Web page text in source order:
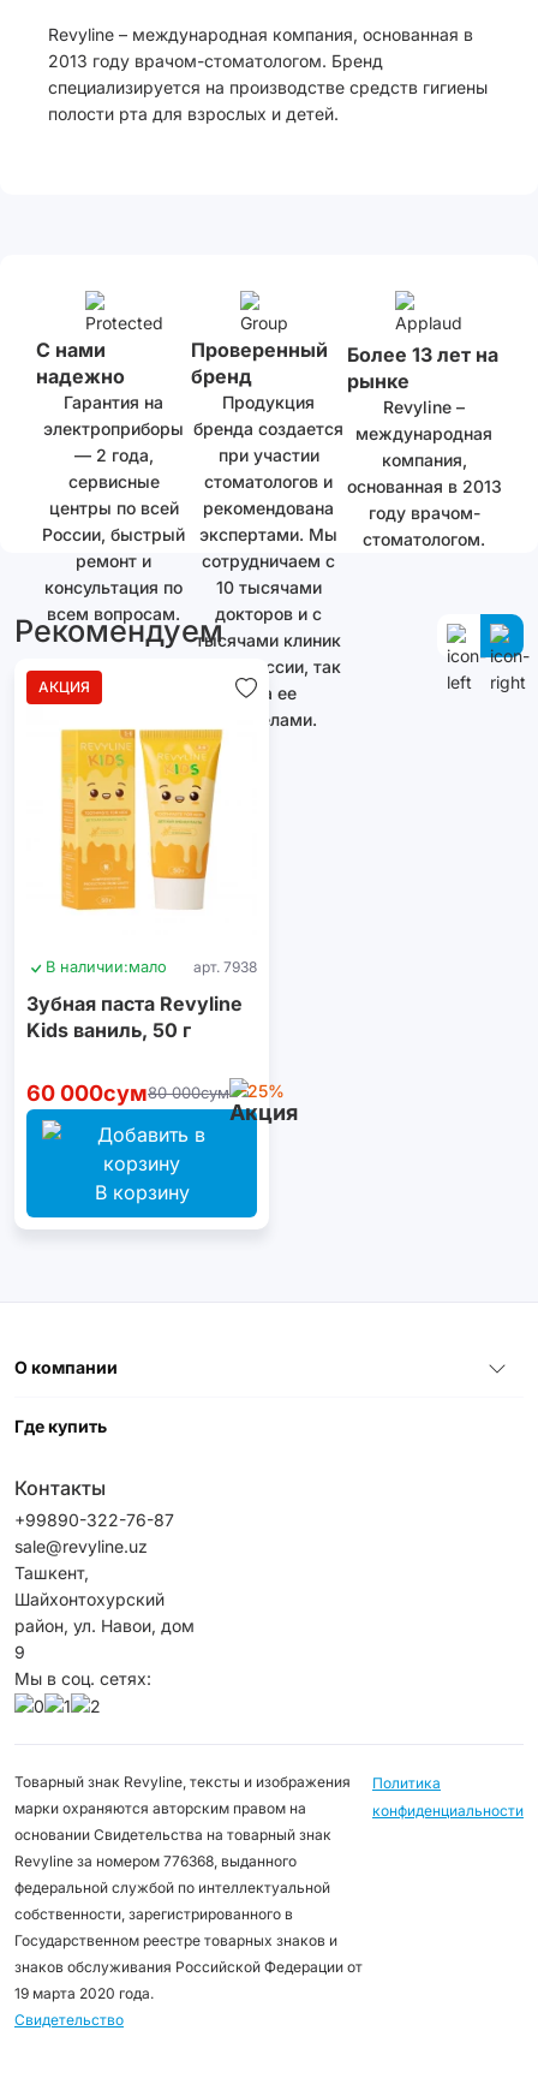
Revyline – международная компания, основанная в
2013 году врачом-стоматологом. Бренд
специализируется на производстве средств гигиены
полости рта для взрослых и детей.
С нами
надежно
Гарантия на
электроприборы
— 2 года,
сервисные
центры по всей
России, быстрый
ремонт и
консультация по
всем вопросам.
Проверенный
бренд
Продукция
бренда создается
при участии
стоматологов и
рекомендована
экспертами. Мы
сотрудничаем с
10 тысячами
докторов и с
тысячами клиник
как в России, так
и за ее
пределами.
Более 13 лет на
рынке
Revyline –
международная
компания,
основанная в 2013
году врачом-
стоматологом.
Рекомендуем
АКЦИЯ
В наличии:мало арт. 7938
Зубная паста Revyline
Kids ваниль, 50 г
60 000сум80 000сум -25%
В корзину
О компании
Где купить
Контакты
+99890-322-76-87
sale@revyline.uz
Ташкент,
Шайхонтохурский
район, ул. Навои, дом
9
Мы в соц. сетях:
Товарный знак Revyline, тексты и изображения
марки охраняются авторским правом на
основании Свидетельства на товарный знак
Revyline за номером 776368, выданного
федеральной службой по интеллектуальной
собственности, зарегистрированного в
Государственном реестре товарных знаков и
знаков обслуживания Российской Федерации от
19 марта 2020 года.
Свидетельство
Политика
конфиденциальности